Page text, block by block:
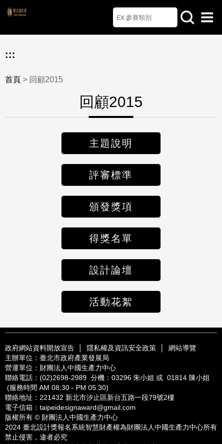
首頁 檔案下載 Q&A
聯絡我們 English
:::
首頁 > 回顧2015
回顧2015
主題說明
評審標準
頒發獎項
得獎名單
設計論壇
活動花絮
政府網站資料開放宣告 隱私權及資訊安全政策
網站導覽
主辦單位：臺北市政府產業發展局
營運單位：財團法人中國生產力中心
聯絡電話： (02)2698-2989 分機：03296 朱小姐 或 01814 陳小姐
(服務時間 AM 08:30 - PM 05:30)
聯絡地址：221432 新北市汐止區新台五路一段79號2樓
電子信箱： taipeidesignaward@gmail.com
版權所有 © 財團法人中國生產力中心
2024 臺北設計獎報名系統智慧財產權為財團法人中國生產力中心所有
禁止侵害，違者必究